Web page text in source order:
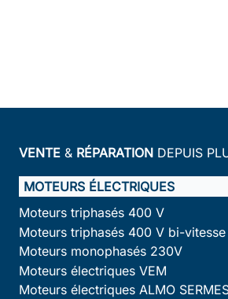
VENTE & RÉPARATION DEPUIS
MOTEURS ÉLECTRIQUES
Moteurs triphasés 400 V
Moteurs triphasés 400 V bi-vitesse
Moteurs monophasés 230V
Moteurs électriques VEM
Moteurs électriques ALMO